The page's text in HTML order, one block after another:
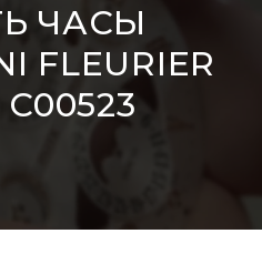
ЧАСЫ
FLEURIER
C00523